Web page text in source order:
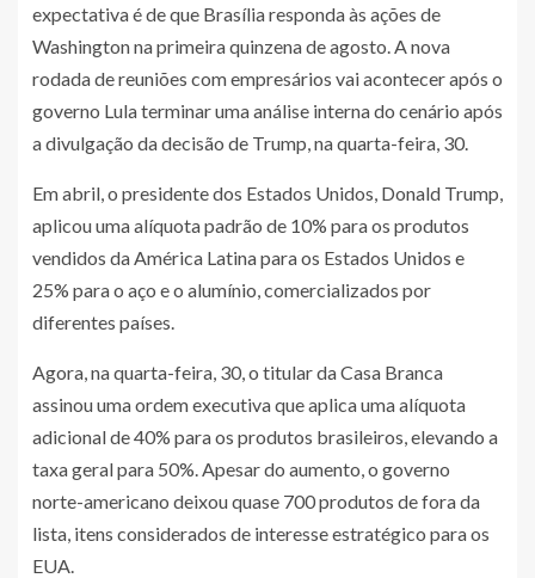
expectativa é de que Brasília responda às ações de
Washington na primeira quinzena de agosto. A nova
rodada de reuniões com empresários vai acontecer após o
governo Lula terminar uma análise interna do cenário após
a divulgação da decisão de Trump, na quarta-feira, 30.
Em abril, o presidente dos Estados Unidos, Donald Trump,
aplicou uma alíquota padrão de 10% para os produtos
vendidos da América Latina para os Estados Unidos e
25% para o aço e o alumínio, comercializados por
diferentes países.
Agora, na quarta-feira, 30, o titular da Casa Branca
assinou uma ordem executiva que aplica uma alíquota
adicional de 40% para os produtos brasileiros, elevando a
taxa geral para 50%. Apesar do aumento, o governo
norte-americano deixou quase 700 produtos de fora da
lista, itens considerados de interesse estratégico para os
EUA.